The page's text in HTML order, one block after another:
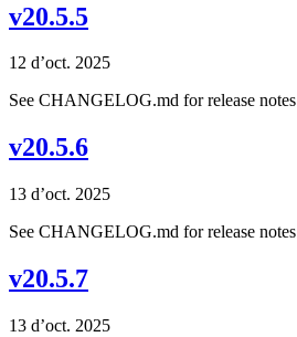
v20.5.5
12 d’oct. 2025
See CHANGELOG.md for release notes
v20.5.6
13 d’oct. 2025
See CHANGELOG.md for release notes
v20.5.7
13 d’oct. 2025